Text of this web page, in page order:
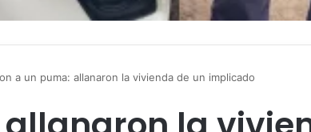
a un puma: allanaron la vivienda de un implicado